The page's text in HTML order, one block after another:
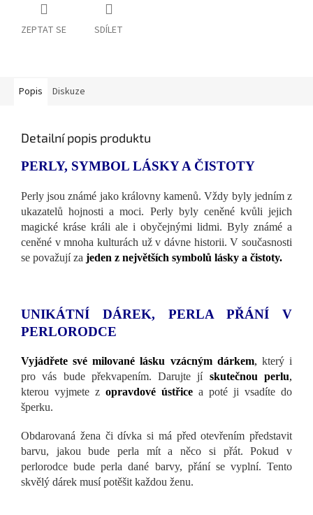
ZEPTAT SE SDÍLET
Popis Diskuze
Detailní popis produktu
PERLY, SYMBOL LÁSKY A ČISTOTY
Perly jsou známé jako královny kamenů. Vždy byly jedním z
ukazatelů hojnosti a moci. Perly byly ceněné kvůli jejich
magické kráse králi ale i obyčejnými lidmi. Byly známé a
ceněné v mnoha kulturách už v dávne historii. V současnosti
se považují za jeden z největších symbolů lásky a čistoty.
UNIKÁTNÍ DÁREK, PERLA PŘÁNÍ V
PERLORODCE
Vyjádřete své milované lásku vzácným dárkem, který i
pro vás bude překvapením. Darujte jí skutečnou perlu,
kterou vyjmete z opravdové ústřice a poté ji vsadíte do
šperku.
Obdarovaná žena či dívka si má před otevřením představit
barvu, jakou bude perla mít a něco si přát. Pokud v
perlorodce bude perla dané barvy, přání se vyplní. Tento
skvělý dárek musí potěšit každou ženu.